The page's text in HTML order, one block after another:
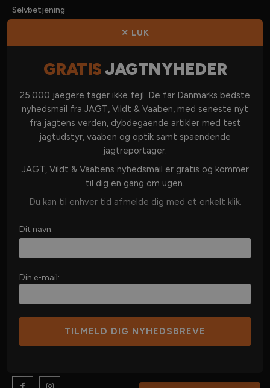
Selvbetjening
Kontakt os
DANSK JAGT
JAGT I UDLANDET
VÅBEN & AMMUNITION
JAGTKØKKEN
✕ LUK
GRATISJAGTNYHEDER
25.000 jaegere tager ikke fejl. De far Danmarks bedste
nyhedsmail fra JAGT, Vildt & Vaaben, med seneste nyt
fra jagtens verden, dybdegaende artikler med test
jagtudstyr, vaaben og optik samt spaendende
jagtreportager.
JAGT, Vildt & Vaabens nyhedsmail er gratis og kommer
til dig en gang om ugen.
Du kan til enhver tid afmelde dig med et enkelt klik.
Dit navn:
Din e-mail: